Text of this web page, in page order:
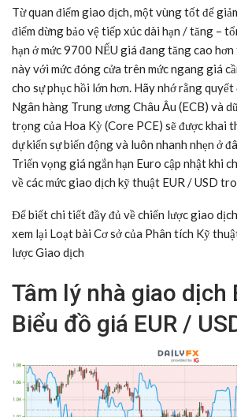
Từ quan điểm giao dịch, một vùng tốt để
điểm dừng bảo vệ tiếp xúc dài hạn / tăng –
hạn ở mức 9700 NẾU giá đang tăng cao
này với mức đóng cửa trên mức ngang giá
cho sự phục hồi lớn hơn. Hãy nhớ rằng
Ngân hàng Trung ương Châu Âu (ECB) và
trọng của Hoa Kỳ (Core PCE) sẽ được khai
dự kiến sự biến động và luôn nhanh nhẹn ở
Triển vọng giá ngắn hạn Euro cập nhật khi
về các mức giao dịch kỹ thuật EUR / USD
Để biết chi tiết đầy đủ về chiến lược giao
xem lại Loạt bài Cơ sở của Phân tích Kỹ
lược Giao dịch
Tâm lý nhà giao dịch
Biểu đồ giá EUR /